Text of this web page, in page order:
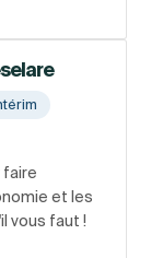
faire
et les
vous faut !